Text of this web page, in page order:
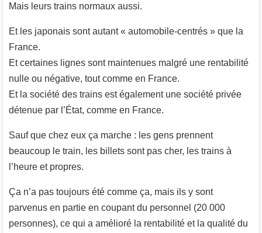
Mais leurs trains normaux aussi.
Et les japonais sont autant « automobile-centrés » que la
France.
Et certaines lignes sont maintenues malgré une rentabilité
nulle ou négative, tout comme en France.
Et la société des trains est également une société privée
détenue par l’État, comme en France.
Sauf que chez eux ça marche : les gens prennent
beaucoup le train, les billets sont pas cher, les trains à
l’heure et propres.
Ça n’a pas toujours été comme ça, mais ils y sont
parvenus en partie en coupant du personnel (20 000
personnes), ce qui a amélioré la rentabilité et la qualité du